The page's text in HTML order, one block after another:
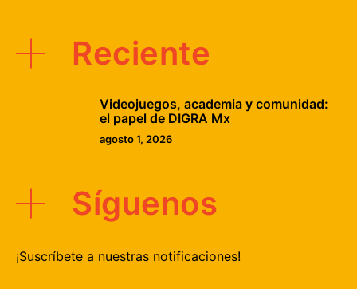
Reciente
Videojuegos, academia y comunidad:
el papel de DIGRA Mx
agosto 1, 2026
Síguenos
¡Suscríbete a nuestras notificaciones!